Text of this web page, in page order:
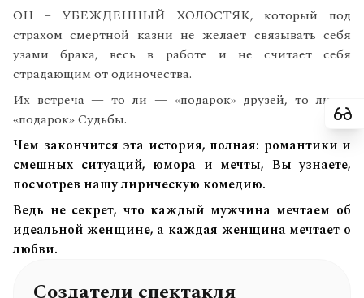
ОН – УБЕЖДЕННЫЙ ХОЛОСТЯК, который под
страхом смертной казни не желает связывать себя
узами брака, весь в работе и не считает себя
страдающим от одиночества.
Их встреча — то ли — «подарок» друзей, то ли —
«подарок» Судьбы.
Чем закончится эта история, полная: романтики и
смешных ситуаций, юмора и мечты, Вы узнаете,
посмотрев нашу лирическую комедию.
Ведь не секрет, что каждый мужчина мечтаем об
идеальной женщине, а каждая женщина мечтает о
любви.